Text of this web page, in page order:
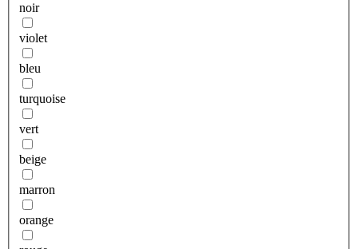
noir
violet
bleu
turquoise
vert
beige
marron
orange